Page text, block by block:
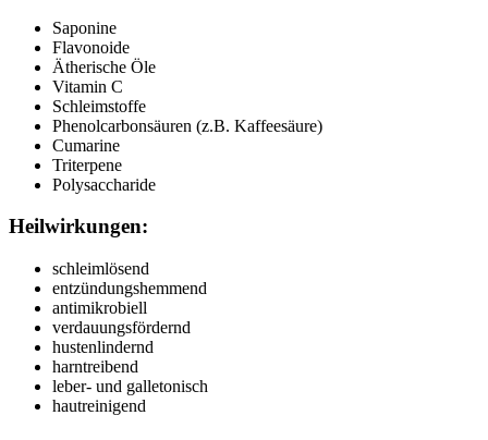
Saponine
Flavonoide
Ätherische Öle
Vitamin C
Schleimstoffe
Phenolcarbonsäuren (z.B. Kaffeesäure)
Cumarine
Triterpene
Polysaccharide
Heilwirkungen:
schleimlösend
entzündungshemmend
antimikrobiell
verdauungsfördernd
hustenlindernd
harntreibend
leber- und galletonisch
hautreinigend